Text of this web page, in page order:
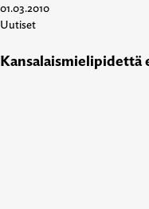
01.03.2010
Uutiset
Kansalaismielipidettä